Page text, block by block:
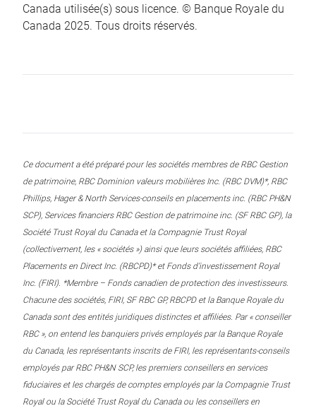
Canada utilisée(s) sous licence. © Banque Royale du
Canada 2025. Tous droits réservés.
Ce document a été préparé pour les sociétés membres de RBC Gestion
de patrimoine, RBC Dominion valeurs mobilières Inc. (RBC DVM)*, RBC
Phillips, Hager & North Services-conseils en placements inc. (RBC PH&N
SCP), Services financiers RBC Gestion de patrimoine inc. (SF RBC GP), la
Société Trust Royal du Canada et la Compagnie Trust Royal
(collectivement, les « sociétés ») ainsi que leurs sociétés affiliées, RBC
Placements en Direct Inc. (RBCPD)* et Fonds d’investissement Royal
Inc. (FIRI). *Membre – Fonds canadien de protection des investisseurs.
Chacune des sociétés, FIRI, SF RBC GP, RBCPD et la Banque Royale du
Canada sont des entités juridiques distinctes et affiliées. Par « conseiller
RBC », on entend les banquiers privés employés par la Banque Royale
du Canada, les représentants inscrits de FIRI, les représentants-conseils
employés par RBC PH&N SCP, les premiers conseillers en services
fiduciaires et les chargés de comptes employés par la Compagnie Trust
Royal ou la Société Trust Royal du Canada ou les conseillers en